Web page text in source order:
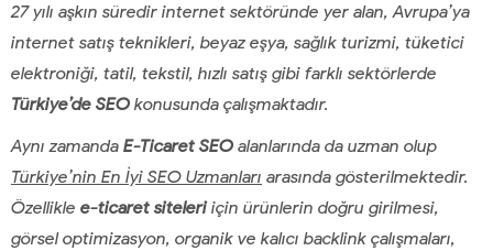
27 yılı aşkın süredir internet sektöründe yer alan, Avrupa’ya
internet satış teknikleri, beyaz eşya, sağlık turizmi, tüketici
elektroniği, tatil, tekstil, hızlı satış gibi farklı sektörlerde
Türkiye’de SEO konusunda çalışmaktadır.
Aynı zamanda E-Ticaret SEO alanlarında da uzman olup
Türkiye’nin En İyi SEO Uzmanları arasında gösterilmektedir.
Özellikle e-ticaret siteleriiçin ürünlerin doğru girilmesi,
görsel optimizasyon, organik ve kalıcı backlink çalışmaları,